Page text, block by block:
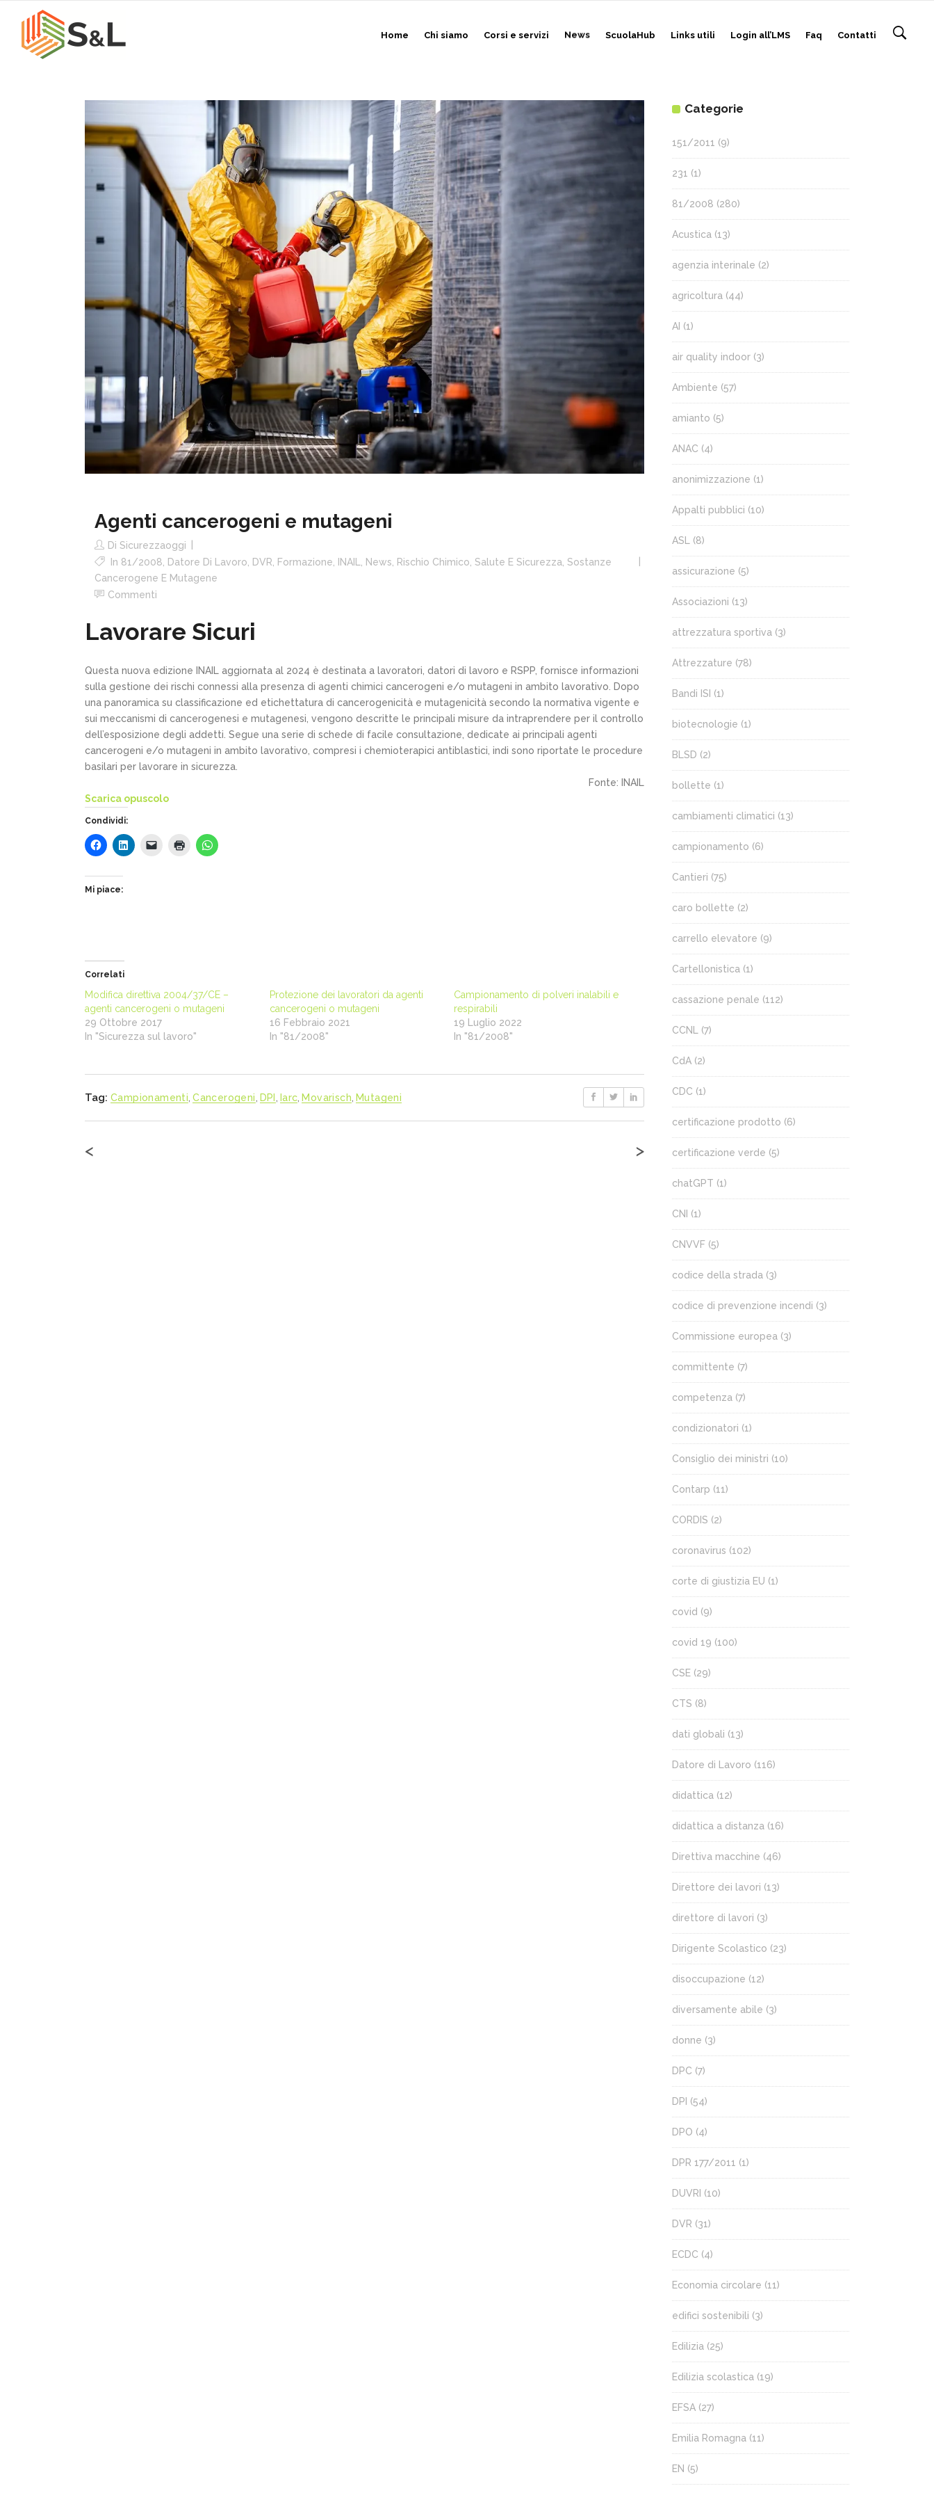
Home Chi siamo Corsi e servizi News ScuolaHub Links utili Login all’LMS Faq Contatti
Agenti cancerogeni e mutageni
Di Sicurezzaoggi
In 81/2008 Datore Di Lavoro DVR Formazione INAIL News Rischio Chimico Salute E Sicurezza Sostanze
Cancerogene E Mutagene
Commenti
Lavorare Sicuri
Questa nuova edizione INAIL aggiornata al 2024 è destinata a lavoratori, datori di lavoro e RSPP, fornisce informazioni
sulla gestione dei rischi connessi alla presenza di agenti chimici cancerogeni e/o mutageni in ambito lavorativo. Dopo
una panoramica su classificazione ed etichettatura di cancerogenicità e mutagenicità secondo la normativa vigente e
sui meccanismi di cancerogenesi e mutagenesi, vengono descritte le principali misure da intraprendere per il controllo
dell’esposizione degli addetti. Segue una serie di schede di facile consultazione, dedicate ai principali agenti
cancerogeni e/o mutageni in ambito lavorativo, compresi i chemioterapici antiblastici, indi sono riportate le procedure
basilari per lavorare in sicurezza.
Fonte: INAIL
Scarica opuscolo
Condividi:
Mi piace:
Correlati
Modifica direttiva 2004/37/CE –
agenti cancerogeni o mutageni
29 Ottobre 2017
In "Sicurezza sul lavoro"
Protezione dei lavoratori da agenti
cancerogeni o mutageni
16 Febbraio 2021
In "81/2008"
Campionamento di polveri inalabili e
respirabili
19 Luglio 2022
In "81/2008"
Tag: Campionamenti Cancerogeni DPI Iarc Movarisch Mutageni
< >
Categorie
151/2011 (9)
231 (1)
81/2008 (280)
Acustica (13)
agenzia interinale (2)
agricoltura (44)
AI (1)
air quality indoor (3)
Ambiente (57)
amianto (5)
ANAC (4)
anonimizzazione (1)
Appalti pubblici (10)
ASL (8)
assicurazione (5)
Associazioni (13)
attrezzatura sportiva (3)
Attrezzature (78)
Bandi ISI (1)
biotecnologie (1)
BLSD (2)
bollette (1)
cambiamenti climatici (13)
campionamento (6)
Cantieri (75)
caro bollette (2)
carrello elevatore (9)
Cartellonistica (1)
cassazione penale (112)
CCNL (7)
CdA (2)
CDC (1)
certificazione prodotto (6)
certificazione verde (5)
chatGPT (1)
CNI (1)
CNVVF (5)
codice della strada (3)
codice di prevenzione incendi (3)
Commissione europea (3)
committente (7)
competenza (7)
condizionatori (1)
Consiglio dei ministri (10)
Contarp (11)
CORDIS (2)
coronavirus (102)
corte di giustizia EU (1)
covid (9)
covid 19 (100)
CSE (29)
CTS (8)
dati globali (13)
Datore di Lavoro (116)
didattica (12)
didattica a distanza (16)
Direttiva macchine (46)
Direttore dei lavori (13)
direttore di lavori (3)
Dirigente Scolastico (23)
disoccupazione (12)
diversamente abile (3)
donne (3)
DPC (7)
DPI (54)
DPO (4)
DPR 177/2011 (1)
DUVRI (10)
DVR (31)
ECDC (4)
Economia circolare (11)
edifici sostenibili (3)
Edilizia (25)
Edilizia scolastica (19)
EFSA (27)
Emilia Romagna (11)
EN (5)